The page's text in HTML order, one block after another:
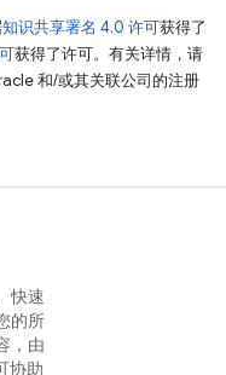
知识共享署名 4.0 许可获得了
获得了许可。有关详情，请
和/或其关联公司的注册
快速
的所
，由
协助